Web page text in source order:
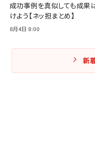
成功事例を真似しても成果
けよう【ネッ担まとめ】
8月4日 8:00
新